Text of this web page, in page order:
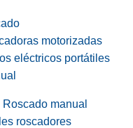
motorizadas
eléctricos portátiles
manual
roscadores